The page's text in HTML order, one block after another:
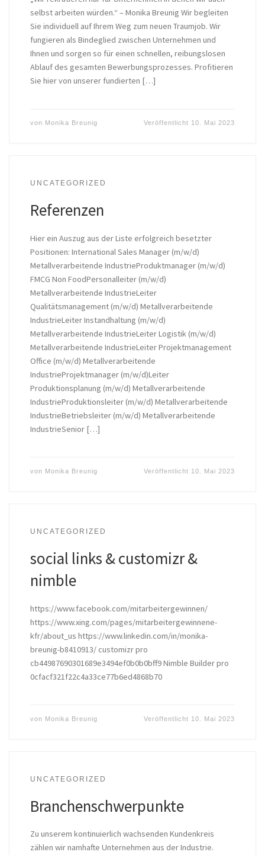
selbst arbeiten würden.“ – Monika Breunig Wir begleiten
Sie individuell auf Ihrem Weg zum neuen Traumjob. Wir
fungieren als Bindeglied zwischen Unternehmen und
Ihnen und sorgen so für einen schnellen, reibungslosen
Ablauf des gesamten Bewerbungsprozesses. Profitieren
Sie hier von unserer fundierten […]
von Monika Breunig Veröffentlicht 10. Mai 2023
UNCATEGORIZED
Referenzen
Hier ein Auszug aus der Liste erfolgreich besetzter
Positionen: International Sales Manager (m/w/d)
Metallverarbeitende IndustrieProduktmanager (m/w/d)
FMCG Non FoodPersonalleiter (m/w/d)
Metallverarbeitende IndustrieLeiter
Qualitätsmanagement (m/w/d) Metallverarbeitende
IndustrieLeiter Instandhaltung (m/w/d)
Metallverarbeitende IndustrieLeiter Logistik (m/w/d)
Metallverarbeitende IndustrieLeiter Projektmanagement
Office (m/w/d) Metallverarbeitende
IndustrieProjektmanager (m/w/d)Leiter
Produktionsplanung (m/w/d) Metallverarbeitende
IndustrieProduktionsleiter (m/w/d) Metallverarbeitende
IndustrieBetriebsleiter (m/w/d) Metallverarbeitende
IndustrieSenior […]
von Monika Breunig Veröffentlicht 10. Mai 2023
UNCATEGORIZED
social links & customizr &
nimble
https://www.facebook.com/mitarbeitergewinnen/
https://www.xing.com/pages/mitarbeitergewinnene-
kfr/about_us https://www.linkedin.com/in/monika-
breunig-b8410913/ customizr pro
cb44987690301689e3494ef0b0b0bff9 Nimble Builder pro
0cfacf321f22c4a33ce77b6ed4868b70
von Monika Breunig Veröffentlicht 10. Mai 2023
UNCATEGORIZED
Branchenschwerpunkte
Zu unserem kontinuierlich wachsenden Kundenkreis
zählen wir namhafte Unternehmen aus der Industrie.